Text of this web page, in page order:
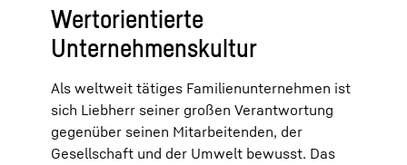
Wertorientierte
Unternehmenskultur
Als weltweit tätiges Familienunternehmen ist
sich Liebherr seiner großen Verantwortung
gegenüber seinen Mitarbeitenden, der
Gesellschaft und der Umwelt bewusst. Das